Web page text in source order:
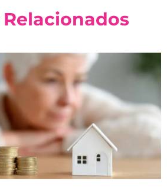
Relacionados